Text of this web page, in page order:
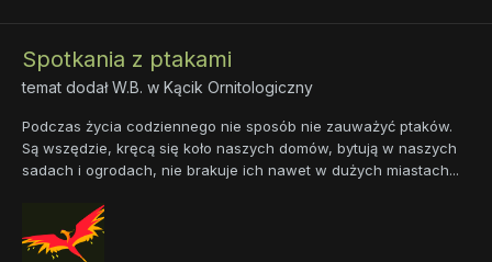
Spotkania z ptakami
temat dodałW.B. w Kącik Ornitologiczny
Podczas życia codziennego nie sposób nie zauważyć ptaków.
Są wszędzie, kręcą się koło naszych domów, bytują w naszych
sadach i ogrodach, nie brakuje ich nawet w dużych miastach...